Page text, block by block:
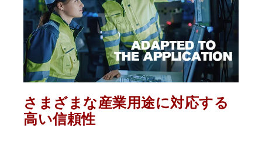
さまざまな産業用途に対応する
高い信頼性